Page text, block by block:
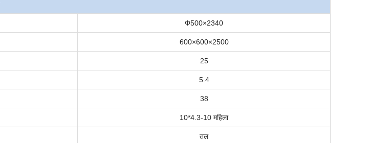
Φ500×2340
600×600×2500
25
5.4
38
10*4.3-10 महिला
तल